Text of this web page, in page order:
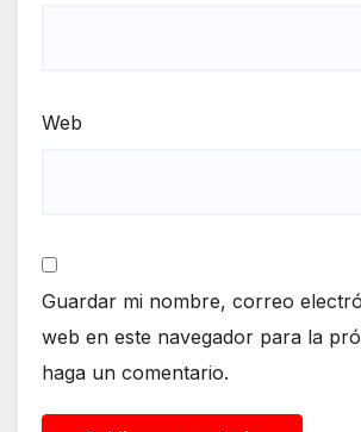
Web
Guardar mi nombre, correo
web en este navegador para la
haga un comentario.